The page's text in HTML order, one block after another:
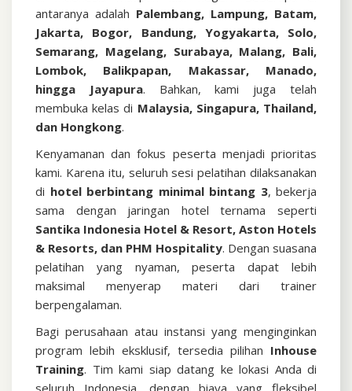
antaranya adalah Palembang, Lampung, Batam,
Jakarta, Bogor, Bandung, Yogyakarta, Solo,
Semarang, Magelang, Surabaya, Malang, Bali,
Lombok, Balikpapan, Makassar, Manado,
hingga Jayapura. Bahkan, kami juga telah
membuka kelas di Malaysia, Singapura, Thailand,
dan Hongkong.
Kenyamanan dan fokus peserta menjadi prioritas
kami. Karena itu, seluruh sesi pelatihan dilaksanakan
di hotel berbintang minimal bintang 3, bekerja
sama dengan jaringan hotel ternama seperti
Santika Indonesia Hotel & Resort, Aston Hotels
& Resorts, dan PHM Hospitality. Dengan suasana
pelatihan yang nyaman, peserta dapat lebih
maksimal menyerap materi dari trainer
berpengalaman.
Bagi perusahaan atau instansi yang menginginkan
program lebih eksklusif, tersedia pilihan Inhouse
Training. Tim kami siap datang ke lokasi Anda di
seluruh Indonesia, dengan biaya yang fleksibel